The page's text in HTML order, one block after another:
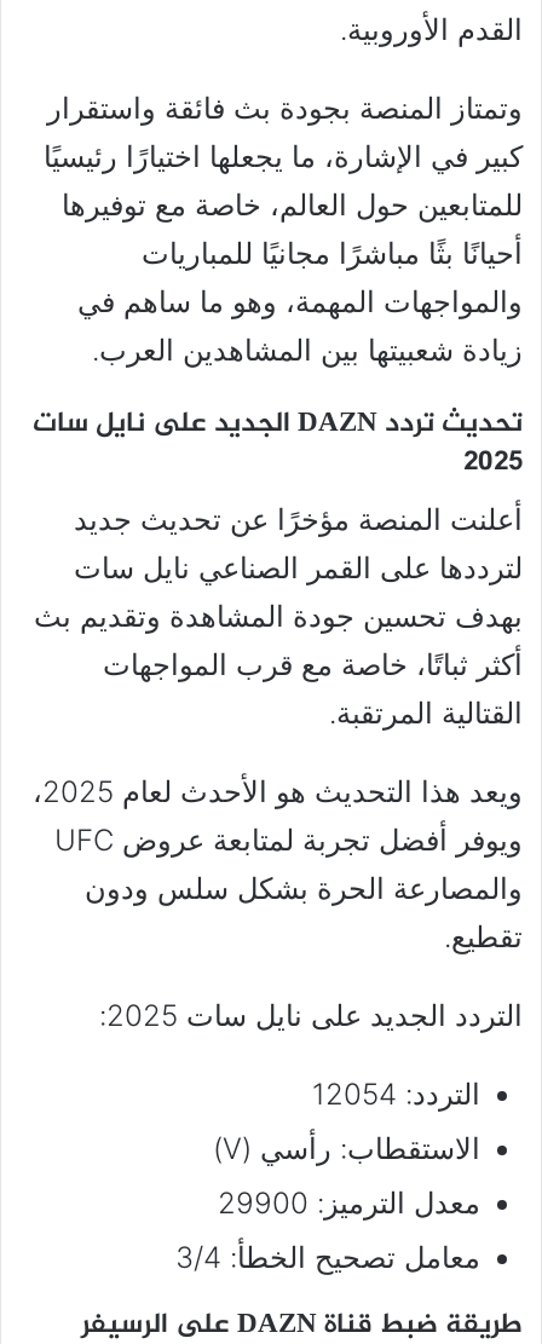
القدم الأوروبية.
وتمتاز المنصة بجودة بث فائقة واستقرار
كبير في الإشارة، ما يجعلها اختيارًا رئيسيًا
للمتابعين حول العالم، خاصة مع توفيرها
أحيانًا بثًا مباشرًا مجانيًا للمباريات
والمواجهات المهمة، وهو ما ساهم في
زيادة شعبيتها بين المشاهدين العرب.
تحديث تردد DAZN الجديد على نايل سات
2025
أعلنت المنصة مؤخرًا عن تحديث جديد
لترددها على القمر الصناعي نايل سات
بهدف تحسين جودة المشاهدة وتقديم بث
أكثر ثباتًا، خاصة مع قرب المواجهات
القتالية المرتقبة.
ويعد هذا التحديث هو الأحدث لعام 2025،
ويوفر أفضل تجربة لمتابعة عروض UFC
والمصارعة الحرة بشكل سلس ودون
تقطيع.
التردد الجديد على نايل سات 2025:
التردد: 12054
الاستقطاب: رأسي (V)
معدل الترميز: 29900
معامل تصحيح الخطأ: 3/4
طريقة ضبط قناة DAZN على الرسيفر